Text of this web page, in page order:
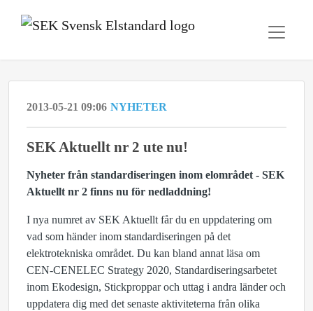
2013-05-21 09:06 NYHETER
SEK Aktuellt nr 2 ute nu!
Nyheter från standardiseringen inom elområdet - SEK
Aktuellt nr 2 finns nu för nedladdning!
I nya numret av SEK Aktuellt får du en uppdatering om
vad som händer inom standardiseringen på det
elektrotekniska området. Du kan bland annat läsa om
CEN-CENELEC Strategy 2020, Standardiseringsarbetet
inom Ekodesign, Stickproppar och uttag i andra länder och
uppdatera dig med det senaste aktiviteterna från olika